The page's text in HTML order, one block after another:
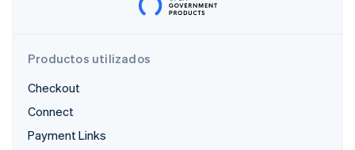
Productos utilizados
Checkout
Connect
Payment Links